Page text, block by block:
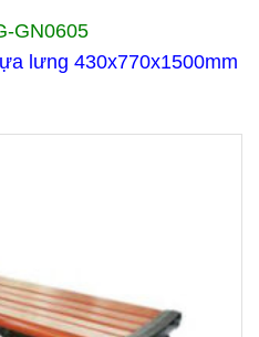
GN0605
lưng 430x770x1500mm